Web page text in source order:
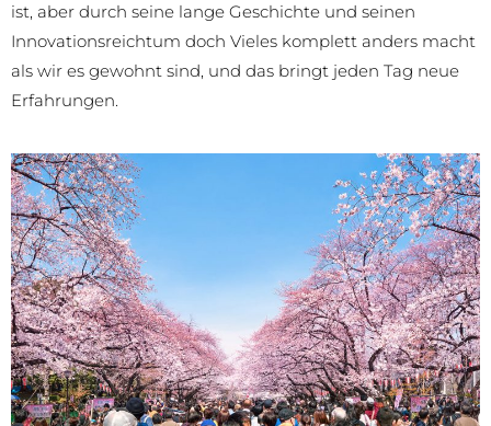
ist, aber durch seine lange Geschichte und seinen
Innovationsreichtum doch Vieles komplett anders macht
als wir es gewohnt sind, und das bringt jeden Tag neue
Erfahrungen.